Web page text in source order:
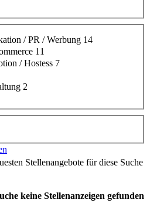
/ PR / Werbung 14
11
/ Hostess 7
2
Stellenangebote für diese Suche
keine Stellenanzeigen gefunden